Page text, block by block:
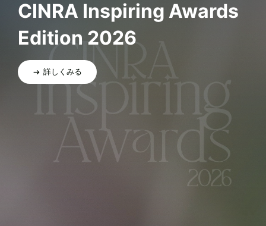
CINRA Inspiring Awards
Edition 2026
詳しくみる